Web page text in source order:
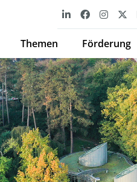
Themen Förderung